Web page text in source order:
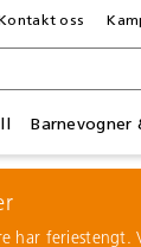
Barnevogner
oss
har